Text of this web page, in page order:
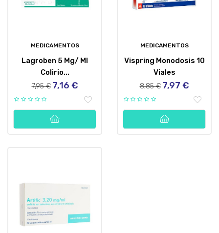
MEDICAMENTOS
Lagroben 5 Mg/ Ml
Colirio...
Precio
7,95 € Precio
7,16 €
MEDICAMENTOS
Vispring Monodosis 10
Viales
Precio
8,85 € Precio
7,97 €